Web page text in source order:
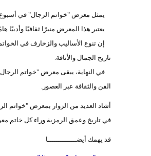
يمثل معرض "خواتم الرجال" في أسبوع دبي للتصميم لعام 2025 فرصة فريدة للزوار
يعتبر هذا المعرض منبرًا ثقافيًا
إن تنوع الأساليب والزخارف في
تاريخ الجمال والأناقة.
في النهاية، يبقى معرض "خواتم
الفن والثقافة عبر العصور.
أشاد العديد من الزوار بمعرض "خواتم
في تاريخ وعمق الرمزية وراء كل خاتم
قد يهمك أيضــــــــــــــا